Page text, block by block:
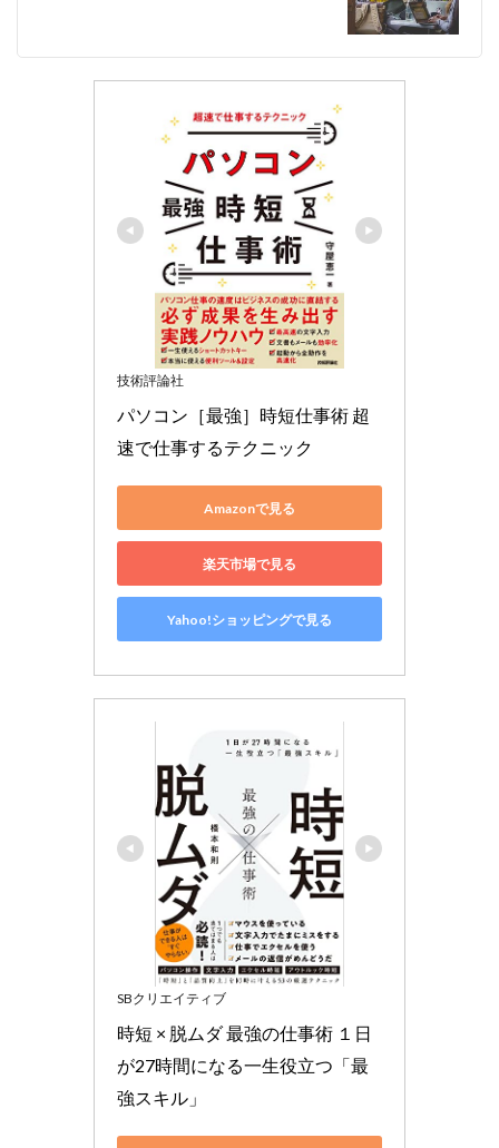
技術評論社
パソコン［最強］時短仕事術 超
速で仕事するテクニック
Amazonで見る
楽天市場で見る
Yahoo!ショッピングで見る
SBクリエイティブ
時短 × 脱ムダ 最強の仕事術 １日
が27時間になる一生役立つ「最
強スキル」